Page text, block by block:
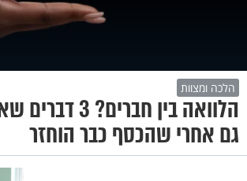
הלכה ומצוות
הלוואה בין
גם אחרי שהכסף כבר הוחזר